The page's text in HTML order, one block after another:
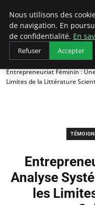
LECFCM
Accueil
Témoignages
Entrepreneuriat Féminin :
Limites de la Littérature
Analyse
les
Nous utilisons des
de navigation. En
de confidentialité. En
Refuser Accepter